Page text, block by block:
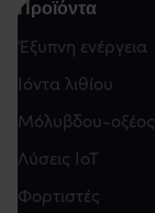
Προϊόντα
Έξυπνη ενέργεια
Ιόντα λιθίου
Μόλυβδου-οξέος
Λύσεις IoT
Φορτιστές